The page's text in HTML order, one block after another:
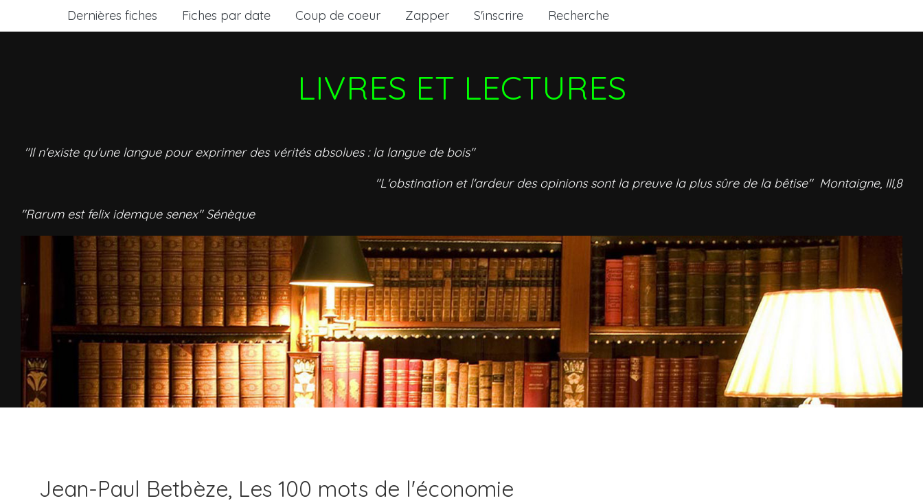
Dernières fiches Fiches par date Coup de coeur Zapper S'inscrire Recherche
LIVRES ET LECTURES
"Il n'existe qu'une langue pour exprimer des vérités absolues : la langue de bois"
"L'obstination et l'ardeur des opinions sont la preuve la plus sûre de la bêtise" Montaigne, III,8
"Rarum est felix idemque senex" Sénèque
Jean-Paul Betbèze, Les 100 mots de l'économie